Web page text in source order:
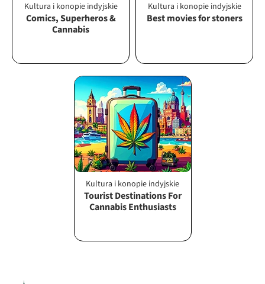
Kultura i konopie indyjskie
Comics, Superheros &
Cannabis
Kultura i konopie indyjskie
Best movies for stoners
Kultura i konopie indyjskie
Tourist Destinations For
Cannabis Enthusiasts